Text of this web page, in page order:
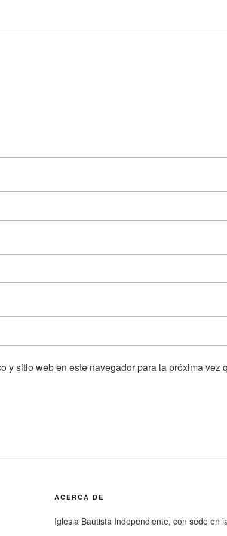
y sitio web en este navegador para la próxima vez
ACERCA DE
Iglesia Bautista Independiente, con sede en